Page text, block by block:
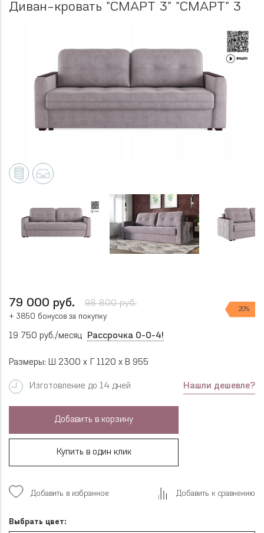
Диван-кровать "СМАРТ 3" "СМАРТ" 3
79 000 руб. 98 800 руб.
20%
+ 3850 бонусов за покупку
19 750 руб./месяц Рассрочка 0-0-4!
Размеры: Ш 2300 x Г 1120 x В 955
Изготовление до 14 дней Нашли дешевле?
Добавить в корзину
Купить в один клик
Добавить в избранное Добавить к сравнению
Выбрать цвет: